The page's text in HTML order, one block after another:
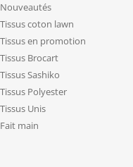
Nouveautés
Tissus coton lawn
Tissus en promotion
Tissus Brocart
Tissus Sashiko
Tissus Polyester
Tissus Unis
Fait main